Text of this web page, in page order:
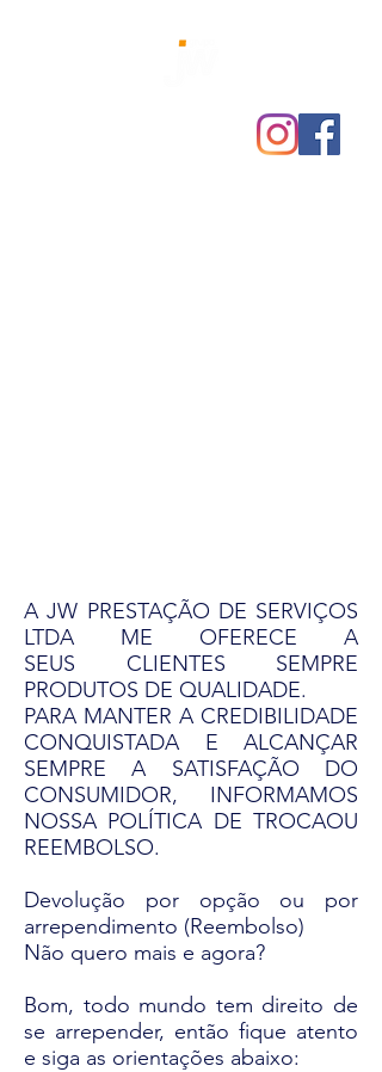
A JW PRESTAÇÃO DE SERVIÇOS
LTDA ME OFERECE A
SEUS CLIENTES SEMPRE
PRODUTOS DE QUALIDADE.
PARA MANTER A CREDIBILIDADE
CONQUISTADA E ALCANÇAR
SEMPRE A SATISFAÇÃO DO
CONSUMIDOR, INFORMAMOS
NOSSA POLÍTICA DE TROCAOU
REEMBOLSO.
Devolução por opção ou por
arrependimento (Reembolso)
Não quero mais e agora?
Bom, todo mundo tem direito de
se arrepender, então fique atento
e siga as orientações abaixo: